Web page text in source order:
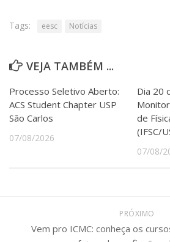
Tags: eesc Notícias
VEJA TAMBÉM ...
Processo Seletivo Aberto:
ACS Student Chapter USP
São Carlos
07/08/2026
Dia 20
de
(IFSC/
07/08/
PRÓXIMO
Vem pro ICMC: conheça os